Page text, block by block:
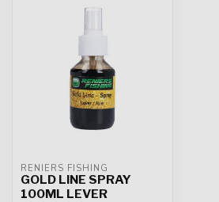
RENIERS FISHING
GOLD LINE SPRAY
100ML LEVER